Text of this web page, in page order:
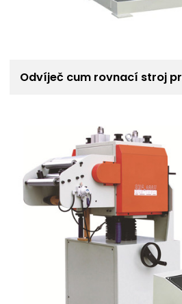
Odvíječ cum rovnací stroj